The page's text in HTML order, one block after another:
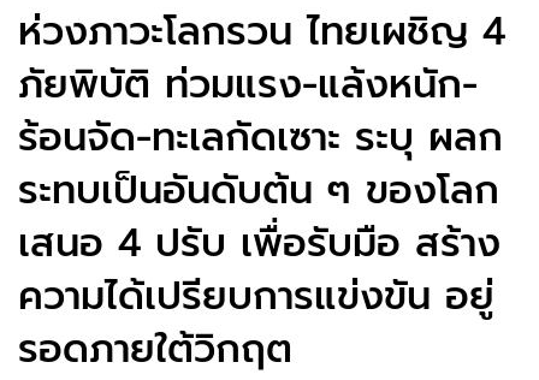
ห่วงภาวะโลกรวน ไทยเผชิญ 4
ภัยพิบัติ ท่วมแรง-แล้งหนัก-
ร้อนจัด-ทะเลกัดเซาะ ระบุ ผลก
ระทบเป็นอันดับต้น ๆ ของโลก
เสนอ 4 ปรับ เพื่อรับมือ สร้าง
ความได้เปรียบการแข่งขัน อยู่
รอดภายใต้วิกฤต